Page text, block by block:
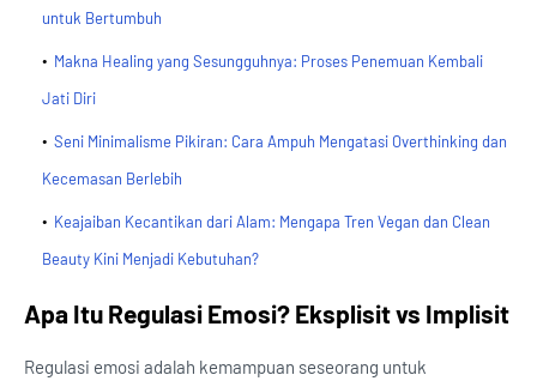
untuk Bertumbuh
Makna Healing yang Sesungguhnya: Proses Penemuan Kembali
Jati Diri
Seni Minimalisme Pikiran: Cara Ampuh Mengatasi Overthinking dan
Kecemasan Berlebih
Keajaiban Kecantikan dari Alam: Mengapa Tren Vegan dan Clean
Beauty Kini Menjadi Kebutuhan?
Apa Itu Regulasi Emosi? Eksplisit vs Implisit
Regulasi emosi adalah kemampuan seseorang untuk